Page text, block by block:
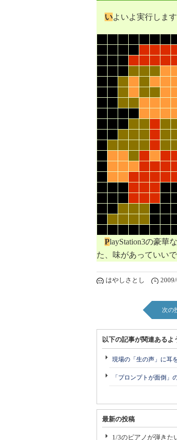
いよいよ実行します
PlayStation3の豪華
た、味があっていいで
はやしさとし
次の
以下の記事が関連あるよ
現場の「生の声」に耳
「プロンプトが面倒
最新の投稿
1/3のピアノが弾きた